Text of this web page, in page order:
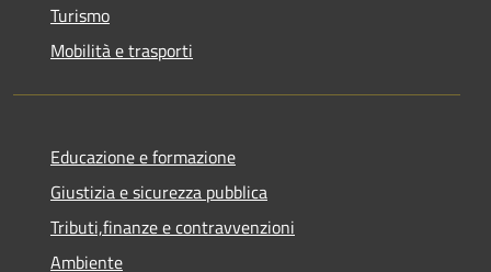
Turismo
Mobilità e trasporti
Educazione e formazione
Giustizia e sicurezza pubblica
Tributi,finanze e contravvenzioni
Ambiente